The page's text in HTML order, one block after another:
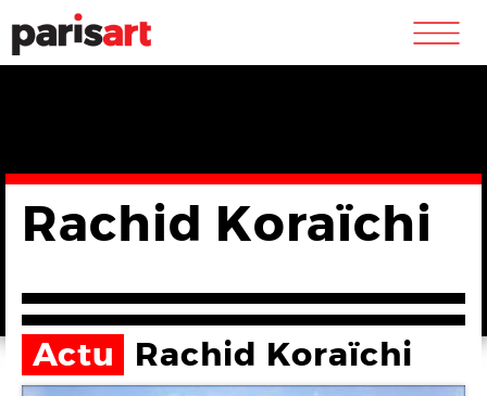
m
Rachid Koraïchi
Actu Rachid Koraïchi